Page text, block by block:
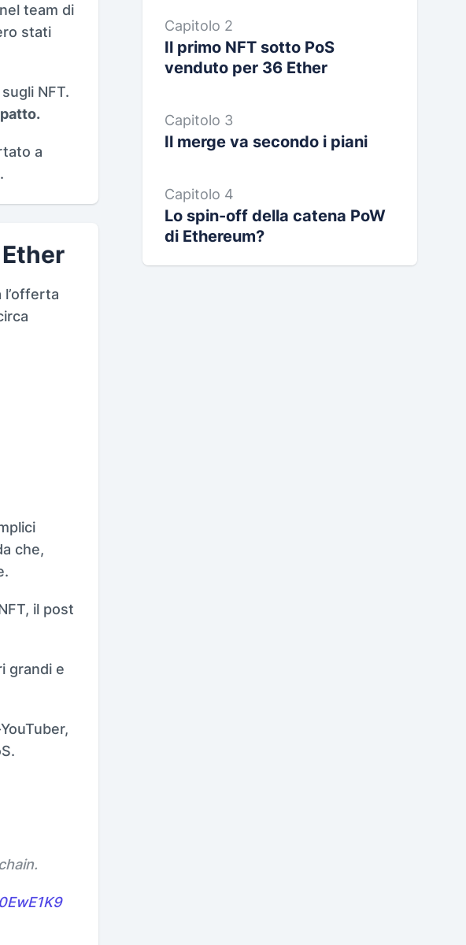
team di
stati
NFT.
a
l’offerta
che,
il post
grandi e
Capitolo 2
Il primo NFT sotto PoS
venduto per 36 Ether
Capitolo 3
Il merge va secondo i piani
Capitolo 4
Lo spin-off della catena PoW
di Ethereum?